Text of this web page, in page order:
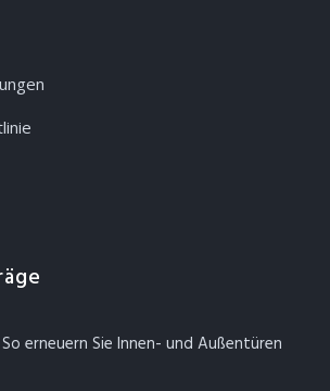
erneuern Sie Innen- und Außentüren